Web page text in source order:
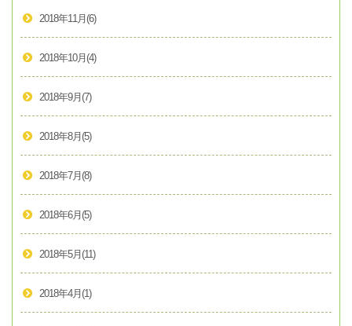
2018年11月 (6)
2018年10月 (4)
2018年9月 (7)
2018年8月 (5)
2018年7月 (8)
2018年6月 (5)
2018年5月 (11)
2018年4月 (1)